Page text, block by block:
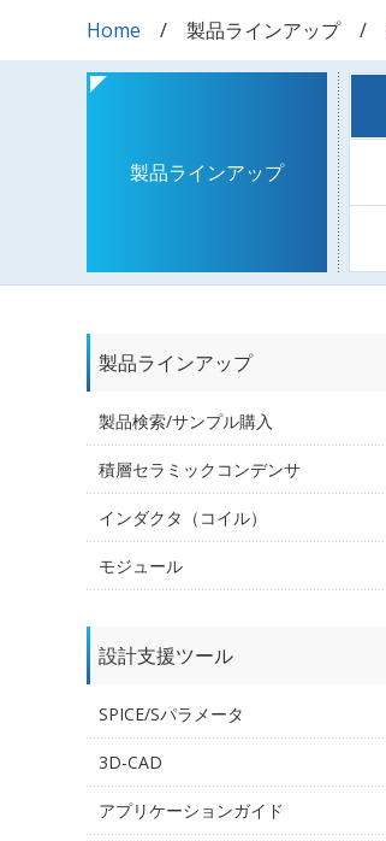
Home 製品ラインアップ
製品ラインアップ
製品ラインアップ
製品検索/サンプル購入
積層セラミックコンデンサ
インダクタ（コイル）
モジュール
設計支援ツール
SPICE/Sパラメータ
3D-CAD
アプリケーションガイド